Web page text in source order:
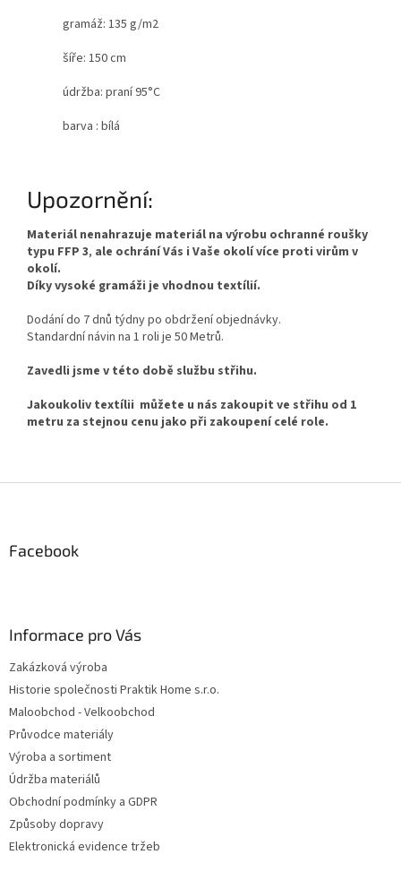
gramáž: 135 g/m2
šíře: 150 cm
údržba: praní 95°C
barva : bílá
Upozornění:
Materiál nenahrazuje materiál na výrobu ochranné roušky
typu FFP 3, ale ochrání Vás i Vaše okolí více proti virům v
okolí.
Díky vysoké gramáži je vhodnou textílií.
Dodání do 7 dnů týdny po obdržení objednávky.
Standardní návin na 1 roli je 50 Metrů.
Zavedli jsme v této době službu střihu.
Jakoukoliv textílii můžete u nás zakoupit ve střihu od 1
metru za stejnou cenu jako při zakoupení celé role.
Facebook
Informace pro Vás
Zakázková výroba
Historie společnosti Praktik Home s.r.o.
Maloobchod - Velkoobchod
Průvodce materiály
Výroba a sortiment
Údržba materiálů
Obchodní podmínky a GDPR
Způsoby dopravy
Elektronická evidence tržeb